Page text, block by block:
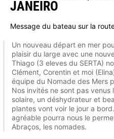
JANEIRO
Message du bateau sur la
Un nouveau départ en mer
plaisir du large avec une
Thiago (3 eleves du SERTA)
Clément, Corentin et moi
équipe du Nomade des Mers
Nos invités ne sont pas venus
solaire, un déshydrateur et
plantes vont voir le jour a
agréable pourra nous le
Abraços, les nomades.